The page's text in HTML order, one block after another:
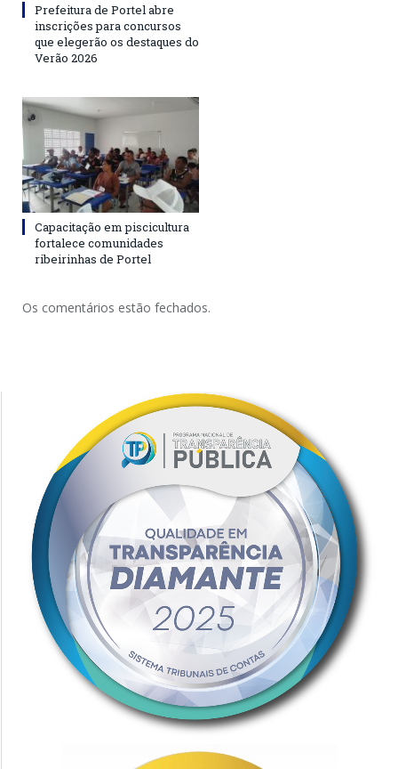
Prefeitura de Portel abre
inscrições para concursos
que elegerão os destaques do
Verão 2026
Capacitação em piscicultura
fortalece comunidades
ribeirinhas de Portel
Os comentários estão fechados.